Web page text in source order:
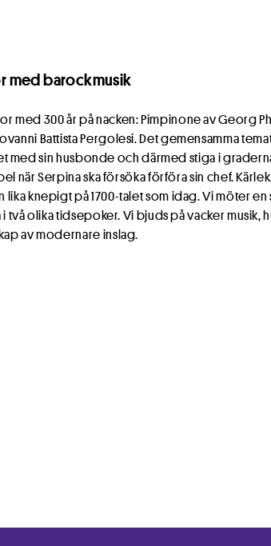
Vi använder cookies (kakor) för att
Cookieinställningar
med barockmusik
med 300 år på nacken: Pimpinone av Georg
Battista Pergolesi. Det gemensamma
med sin husbonde och därmed stiga i
när Serpina ska försöka förföra sin chef.
knepigt på 1700-talet som idag. Vi möter en
två olika tidsepoker. Vi bjuds på vacker musik,
av modernare inslag.